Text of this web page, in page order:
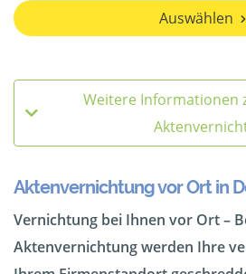
Auswählen
Weitere Informationen
Aktenvernichtung vor Ort in
Vernichtung bei Ihnen vor Ort –
Aktenvernichtung werden Ihre